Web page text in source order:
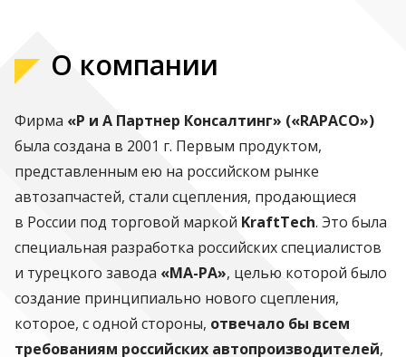
О компании
Фирма «Р и А Партнер Консалтинг» («RAPACO»)
была создана в 2001 г. Первым продуктом,
представленным ею на российском рынке
автозапчастей, стали сцепления, продающиеся
в России под торговой маркой KraftTech. Это была
специальная разработка российских специалистов
и турецкого завода «MA-PA», целью которой было
создание принципиально нового сцепления,
которое, с одной стороны, отвечало бы всем
требованиям российских автопроизводителей,